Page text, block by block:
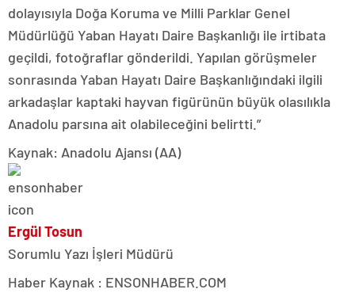
dolayısıyla Doğa Koruma ve Milli Parklar Genel
Müdürlüğü Yaban Hayatı Daire Başkanlığı ile irtibata
geçildi, fotoğraflar gönderildi. Yapılan görüşmeler
sonrasında Yaban Hayatı Daire Başkanlığındaki ilgili
arkadaşlar kaptaki hayvan figürünün büyük olasılıkla
Anadolu parsına ait olabileceğini belirtti.”
Kaynak: Anadolu Ajansı (AA)
Ergül Tosun
Sorumlu Yazı İşleri Müdürü
Haber Kaynak : ENSONHABER.COM